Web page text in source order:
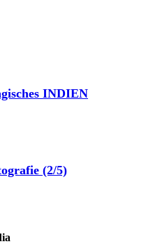
INDIEN
(2/5)